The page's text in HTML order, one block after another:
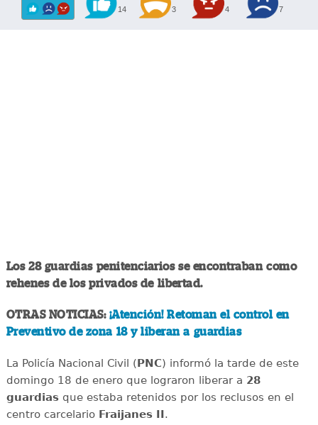
14 3 4 7
Los 28 guardias penitenciarios se encontraban como
rehenes de los privados de libertad.
OTRAS NOTICIAS: ¡Atención! Retoman el control en
Preventivo de zona 18 y liberan a guardias
La Policía Nacional Civil (PNC) informó la tarde de este
domingo 18 de enero que lograron liberar a 28
guardiasque estaba retenidos por los reclusos en el
centro carcelario Fraijanes II.